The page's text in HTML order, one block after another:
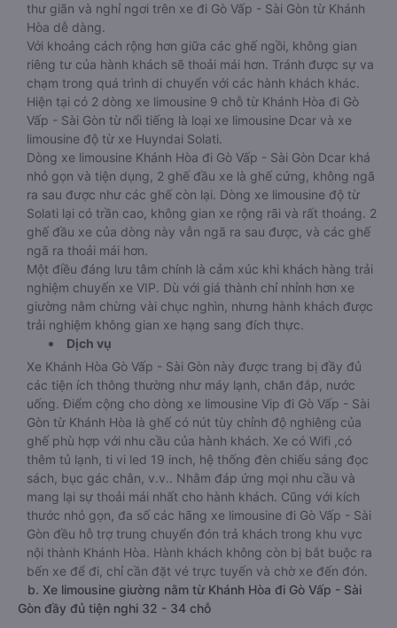
thư giãn và nghỉ ngơi trên xe đi Gò Vấp - Sài Gòn từ Khánh
Hòa dễ dàng.
Với khoảng cách rộng hơn giữa các ghế ngồi, không gian
riêng tư của hành khách sẽ thoải mái hơn. Tránh được sự va
chạm trong quá trình di chuyển với các hành khách khác.
Hiện tại có 2 dòng xe limousine 9 chỗ từ Khánh Hòa đi Gò
Vấp - Sài Gòn từ nổi tiếng là loại xe limousine Dcar và xe
limousine độ từ xe Huyndai Solati.
Dòng xe limousine Khánh Hòa đi Gò Vấp - Sài Gòn Dcar khá
nhỏ gọn và tiện dụng, 2 ghế đầu xe là ghế cứng, không ngã
ra sau được như các ghế còn lại. Dòng xe limousine độ từ
Solati lại có trần cao, không gian xe rộng rãi và rất thoáng. 2
ghế đầu xe của dòng này vẫn ngã ra sau được, và các ghế
ngã ra thoải mái hơn.
Một điều đáng lưu tâm chính là cảm xúc khi khách hàng trải
nghiệm chuyến xe VIP. Dù với giá thành chỉ nhỉnh hơn xe
giường nằm chừng vài chục nghìn, nhưng hành khách được
trải nghiệm không gian xe hạng sang đích thực.
Dịch vụ
Xe Khánh Hòa Gò Vấp - Sài Gòn này được trang bị đầy đủ
các tiện ích thông thường như máy lạnh, chăn đắp, nước
uống. Điểm cộng cho dòng xe limousine Vip đi Gò Vấp - Sài
Gòn từ Khánh Hòa là ghế có nút tùy chỉnh độ nghiêng của
ghế phù hợp với nhu cầu của hành khách. Xe có Wifi ,có
thêm tủ lạnh, ti vi led 19 inch, hệ thống đèn chiếu sáng đọc
sách, bục gác chân, v.v.. Nhằm đáp ứng mọi nhu cầu và
mang lại sự thoải mái nhất cho hành khách. Cũng với kích
thước nhỏ gọn, đa số các hãng xe limousine đi Gò Vấp - Sài
Gòn đều hỗ trợ trung chuyển đón trả khách trong khu vực
nội thành Khánh Hòa. Hành khách không còn bị bắt buộc ra
bến xe để đi, chỉ cần đặt vé trực tuyến và chờ xe đến đón.
b. Xe limousine giường nằm từ Khánh Hòa đi Gò Vấp - Sài
Gòn đầy đủ tiện nghi 32 - 34 chỗ